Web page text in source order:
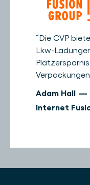
“Die CVP
Lkw-
Adam Hall —
Internet